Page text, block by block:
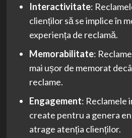
Interactivitate:
clienților să se implice în
experiența de reclamă.
Memorabilitate:
mai ușor de memorat
reclame.
Engagement: Reclamele
create pentru a genera
atrage atenția clienților.